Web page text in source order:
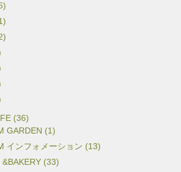
(36)
GARDEN (1)
インフォメーション (13)
(33)